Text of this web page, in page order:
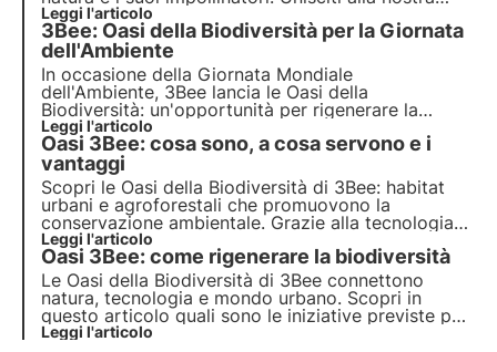
mission e scopri come la
biodiversitàsi incontrano per creare un futuropiù
verde per le aziende e il pianeta.
Leggi l'articolo
3Bee: Oasi della Biodiversità per la Giornata
dell'Ambiente
In occasione della Giornata Mondiale
dell'Ambiente, 3Bee lancia le Oasi della
Biodiversità: un'opportunità per rigenerare la
naturae preservare gli
e scopri come la nostra missione combina
tecnologia
Leggi l'articolo
Oasi 3Bee: cosa sono, a cosa servono e i
vantaggi
Scopri le Oasi della Biodiversità di 3Bee: habitat
urbani e agroforestali che promuovono la
conservazione ambientale. Grazie alla tecnologia
3Bee, le Oasi connettono natura e aziende,
offrendo una serie di vantaggi. Entra nel
cambiamento e adotta un'Oasi per proteggere la
biodiversità.
Leggi l'articolo
Oasi 3Bee: come rigenerare la biodiversità
Le Oasi della Biodiversità di 3Bee connettono
natura, tecnologia e mondo urbano. Scopri in
questo articolo quali sono le iniziative previste per
la creazione di un’oasi e come questi habitat urbani
Leggi l'articolo